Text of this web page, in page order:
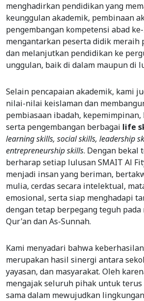
menghadirkan pendidikan yang
keunggulan akademik, pembinaan
pengembangan kompetensi abad
mengantarkan peserta didik meraih
dan melanjutkan pendidikan ke
unggulan, baik di dalam maupun di
Selain pencapaian akademik, kami
nilai-nilai keislaman dan
pembiasaan ibadah,
serta pengembangan berbagai life
learning skills, social skills, leadership
entrepreneurship skills. Dengan bekal
berharap setiap lulusan SMAIT Al
menjadi insan yang beriman,
mulia, cerdas secara intelektual,
emosional, serta siap menghadapi
dengan tetap berpegang teguh
Qur'an dan As-Sunnah.
Kami menyadari bahwa
merupakan hasil sinergi antara
yayasan, dan masyarakat. Oleh
mengajak seluruh pihak untuk
sama dalam mewujudkan